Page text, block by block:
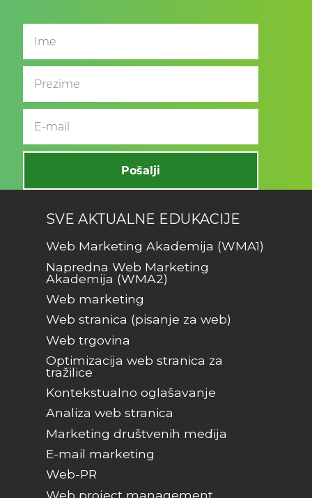
SVE AKTUALNE EDUKACIJE
Web Marketing Akademija (WMA1)
Napredna Web Marketing
Akademija (WMA2)
Web marketing
Web stranica (pisanje za web)
Web trgovina
Optimizacija web stranica za
tražilice
Kontekstualno oglašavanje
Analiza web stranica
Marketing društvenih medija
E-mail marketing
Web-PR
Web project management